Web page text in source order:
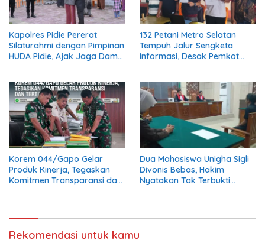
Kapolres Pidie Pererat
Silaturahmi dengan Pimpinan
HUDA Pidie, Ajak Jaga Damai
132 Petani Metro Selatan
Tempuh Jalur Sengketa
Informasi, Desak Pemkot
Korem 044/Gapo Gelar
Produk Kinerja, Tegaskan
Komitmen Transparansi dan
Dua Mahasiswa Unigha Sigli
Divonis Bebas, Hakim
Nyatakan Tak Terbukti
Rekomendasi untuk kamu